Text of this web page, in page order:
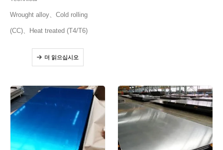
Wrought alloy Cold rolling
(CC)、 Heat treated (T4/T6)
더 읽으십시오